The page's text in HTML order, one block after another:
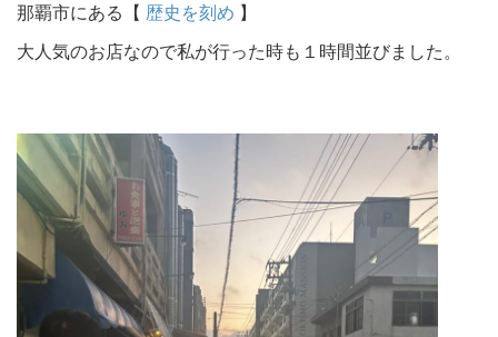
那覇市にある【 歴史を刻め 】
大人気のお店なので私が行った時も１時間並びました。